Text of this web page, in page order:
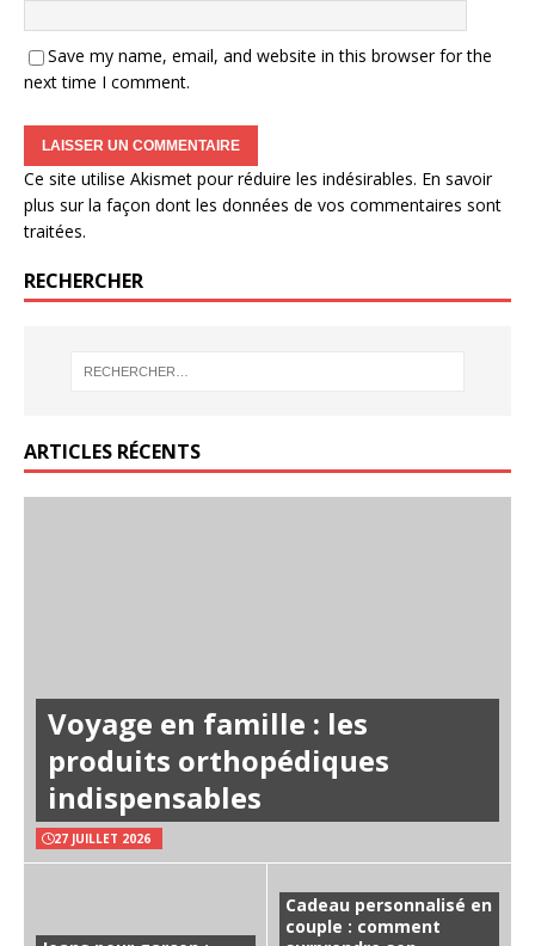
Save my name, email, and website in this browser for the
next time I comment.
Ce site utilise Akismet pour réduire les indésirables. En savoir
plus sur la façon dont les données de vos commentaires sont
traitées.
RECHERCHER
ARTICLES RÉCENTS
Voyage en famille : les
produits orthopédiques
indispensables
27 JUILLET 2026
Cadeau personnalisé en
couple : comment